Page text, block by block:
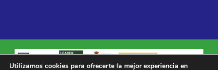
Utilizamos cookies para ofrecerte la mejor experiencia en